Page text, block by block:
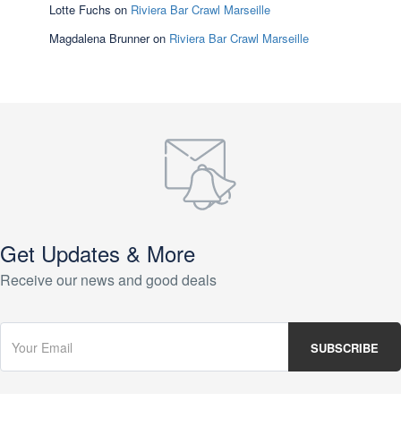
Lotte Fuchs on Riviera Bar Crawl Marseille
Magdalena Brunneron Riviera Bar Crawl Marseille
Get Updates & More
Receive our news and good deals